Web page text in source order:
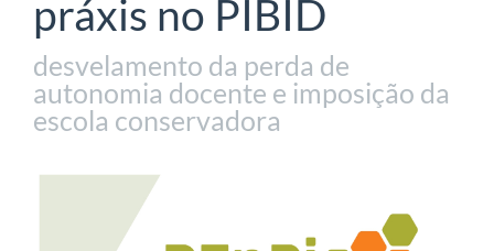
práxis no PIBID
desvelamento da perda de
autonomia docente e imposição da
escola conservadora
Barra
lateral